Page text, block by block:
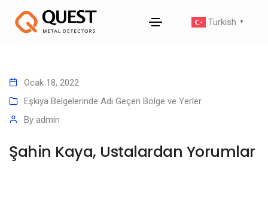
Turkish ▼
Ocak 18, 2022
Eşkiya Belgelerinde Adı Geçen Bölge ve Yerler
By admin
Şahin Kaya, Ustalardan Yorumlar